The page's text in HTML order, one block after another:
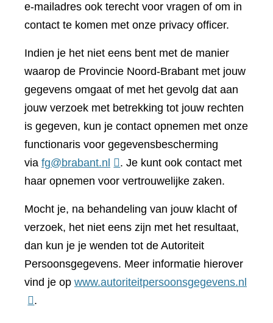
e-mailadres ook terecht voor vragen of om in
contact te komen met onze privacy officer.
Indien je het niet eens bent met de manier
waarop de Provincie Noord-Brabant met jouw
gegevens omgaat of met het gevolg dat aan
jouw verzoek met betrekking tot jouw rechten
is gegeven, kun je contact opnemen met onze
functionaris voor gegevensbescherming
via fg@brabant.nl
. Je kunt ook contact met
haar opnemen voor vertrouwelijke zaken.
Mocht je, na behandeling van jouw klacht of
verzoek, het niet eens zijn met het resultaat,
dan kun je je wenden tot de Autoriteit
Persoonsgegevens. Meer informatie hierover
vind je op www.autoriteitpersoonsgegevens.nl
.